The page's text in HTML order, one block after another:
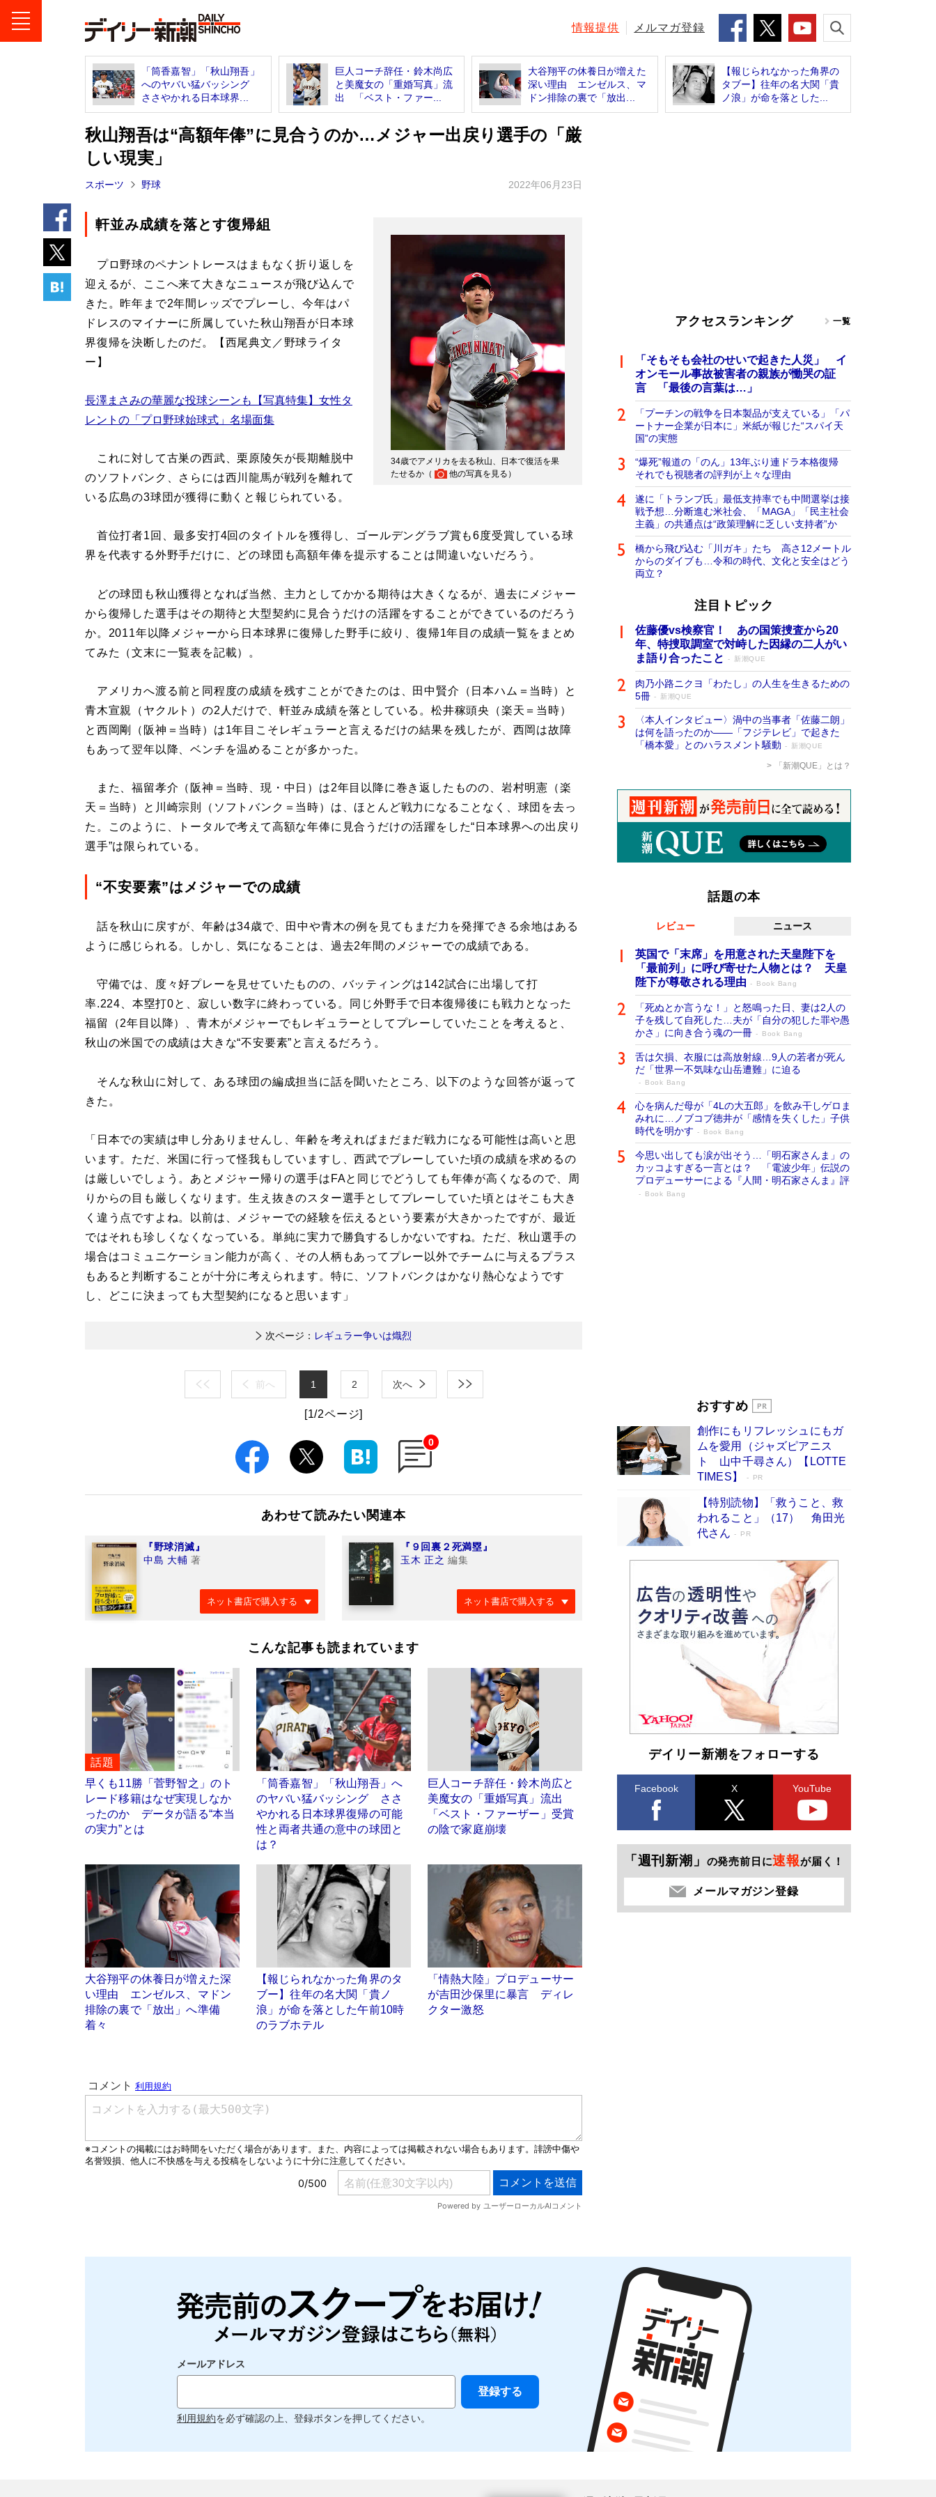
情報提供 メルマガ登録
「筒香嘉智」「秋山翔吾」
へのヤバい猛バッシング
ささやかれる日本球界...
巨人コーチ辞任・鈴木尚広
と美魔女の「重婚写真」流
出 「ベスト・ファー...
大谷翔平の休養日が増えた
深い理由 エンゼルス、マ
ドン排除の裏で「放出...
【報じられなかった角界の
タブー】往年の名大関「貴
ノ浪」が命を落とした...
秋山翔吾は“高額年俸”に見合うのか…メジャー出戻り選手の「厳
しい現実」
スポーツ 野球 2022年06月23日
34歳でアメリカを去る秋山、日本で復活を果
たせるか（
他の写真を見る ）
軒並み成績を落とす復帰組
プロ野球のペナントレースはまもなく折り返しを
迎えるが、ここへ来て大きなニュースが飛び込んで
きた。昨年まで2年間レッズでプレーし、今年はパ
ドレスのマイナーに所属していた秋山翔吾が日本球
界復帰を決断したのだ。【西尾典文／野球ライタ
ー】
長澤まさみの華麗な投球シーンも【写真特集】女性タ
レントの「プロ野球始球式」名場面集
これに対して古巣の西武、栗原陵矢が長期離脱中
のソフトバンク、さらには西川龍馬が戦列を離れて
いる広島の3球団が獲得に動くと報じられている。
首位打者1回、最多安打4回のタイトルを獲得し、ゴールデングラブ賞も6度受賞している球
界を代表する外野手だけに、どの球団も高額年俸を提示することは間違いないだろう。
どの球団も秋山獲得となれば当然、主力としてかかる期待は大きくなるが、過去にメジャー
から復帰した選手はその期待と大型契約に見合うだけの活躍をすることができているのだろう
か。2011年以降メジャーから日本球界に復帰した野手に絞り、復帰1年目の成績一覧をまとめ
てみた（文末に一覧表を記載）。
アメリカへ渡る前と同程度の成績を残すことができたのは、田中賢介（日本ハム＝当時）と
青木宣親（ヤクルト）の2人だけで、軒並み成績を落としている。松井稼頭央（楽天＝当時）
と西岡剛（阪神＝当時）は1年目こそレギュラーと言えるだけの結果を残したが、西岡は故障
もあって翌年以降、ベンチを温めることが多かった。
また、福留孝介（阪神＝当時、現・中日）は2年目以降に巻き返したものの、岩村明憲（楽
天＝当時）と川崎宗則（ソフトバンク＝当時）は、ほとんど戦力になることなく、球団を去っ
た。このように、トータルで考えて高額な年俸に見合うだけの活躍をした“日本球界への出戻り
選手”は限られている。
“不安要素”はメジャーでの成績
話を秋山に戻すが、年齢は34歳で、田中や青木の例を見てもまだ力を発揮できる余地はある
ように感じられる。しかし、気になることは、過去2年間のメジャーでの成績である。
守備では、度々好プレーを見せていたものの、バッティングは142試合に出場して打
率.224、本塁打0と、寂しい数字に終わっている。同じ外野手で日本復帰後にも戦力となった
福留（2年目以降）、青木がメジャーでもレギュラーとしてプレーしていたことを考えると、
秋山の米国での成績は大きな“不安要素”と言えるだろう。
そんな秋山に対して、ある球団の編成担当に話を聞いたところ、以下のような回答が返って
きた。
「日本での実績は申し分ありませんし、年齢を考えればまだまだ戦力になる可能性は高いと思
います。ただ、米国に行って怪我もしていますし、西武でプレーしていた頃の成績を求めるの
は厳しいでしょう。あとメジャー帰りの選手はFAと同じでどうしても年俸が高くなるので、周
りからの目も厳しくなります。生え抜きのスター選手としてプレーしていた頃とはそこも大き
く違う点ですよね。以前は、メジャーでの経験を伝えるという要素が大きかったですが、最近
ではそれも珍しくなくなっている。単純に実力で勝負するしかないですね。ただ、秋山選手の
場合はコミュニケーション能力が高く、その人柄もあってプレー以外でチームに与えるプラス
もあると判断することが十分に考えられます。特に、ソフトバンクはかなり熱心なようです
し、どこに決まっても大型契約になると思います」
次ページ： レギュラー争いは熾烈
前へ 1 2 次へ
[1/2ページ]
0
あわせて読みたい関連本
『野球消滅』
中島 大輔 著
ネット書店で購入する
『９回裏２死満塁』
玉木 正之 編集
ネット書店で購入する
こんな記事も読まれています
話題
早くも11勝「菅野智之」のト
レード移籍はなぜ実現しなか
ったのか データが語る“本当
の実力”とは
「筒香嘉智」「秋山翔吾」へ
のヤバい猛バッシング ささ
やかれる日本球界復帰の可能
性と両者共通の意中の球団と
は？
巨人コーチ辞任・鈴木尚広と
美魔女の「重婚写真」流出
「ベスト・ファーザー」受賞
の陰で家庭崩壊
大谷翔平の休養日が増えた深
い理由 エンゼルス、マドン
排除の裏で「放出」へ準備
着々
【報じられなかった角界のタ
ブー】往年の名大関「貴ノ
浪」が命を落とした午前10時
のラブホテル
「情熱大陸」プロデューサー
が吉田沙保里に暴言 ディレ
クター激怒
アクセスランキング 一覧
「そもそも会社のせいで起きた人災」 イ
オンモール事故被害者の親族が慟哭の証
言 「最後の言葉は…」
「プーチンの戦争を日本製品が支えている」「パ
ートナー企業が日本に」米紙が報じた“スパイ天
国”の実態
“爆死”報道の「のん」13年ぶり連ドラ本格復帰
それでも視聴者の評判が上々な理由
遂に「トランプ氏」最低支持率でも中間選挙は接
戦予想…分断進む米社会、「MAGA」「民主社会
主義」の共通点は“政策理解に乏しい支持者”か
橋から飛び込む「川ガキ」たち 高さ12メートル
からのダイブも…令和の時代、文化と安全はどう
両立？
注目トピック
佐藤優vs検察官！ あの国策捜査から20
年、特捜取調室で対峙した因縁の二人がい
ま語り合ったこと
新潮QUE
肉乃小路ニクヨ「わたし」の人生を生きるための
5冊
新潮QUE
〈本人インタビュー〉渦中の当事者「佐藤二朗」
は何を語ったのか――「フジテレビ」で起きた
「橋本愛」とのハラスメント騒動
新潮QUE
「新潮QUE」とは？
話題の本
レビュー ニュース
英国で「末席」を用意された天皇陛下を
「最前列」に呼び寄せた人物とは？ 天皇
陛下が尊敬される理由
Book Bang
「死ぬとか言うな！」と怒鳴った日、妻は2人の
子を残して自死した…夫が「自分の犯した罪や愚
かさ」に向き合う魂の一冊
Book Bang
舌は欠損、衣服には高放射線…9人の若者が死ん
だ「世界一不気味な山岳遭難」に迫る
Book Bang
心を病んだ母が「4Lの大五郎」を飲み干しゲロま
みれに…ノブコブ徳井が「感情を失くした」子供
時代を明かす
Book Bang
今思い出しても涙が出そう…「明石家さんま」の
カッコよすぎる一言とは？ 「電波少年」伝説の
プロデューサーによる『人間・明石家さんま』評
Book Bang
開発への関心を押し上げた18年の物語に幕 特装
Book Bang
「不意に涙が出そうに…」高嶋政伸が明かし
た“13歳の娘を暴行する役”への葛藤 インティマ
シーコーディネーターに支えられたNHK『大奥』
Book Bang
おすすめ
創作にもリフレッシュにもガ
ムを愛用（ジャズピアニス
ト 山中千尋さん）【LOTTE
TIMES】
PR
【特別読物】「救うこと、救
われること」（17） 角田光
代さん
PR
デイリー新潮をフォローする
Facebook X YouTube
「週刊新潮」 の発売前日に速報が届く！
メールマガジン登録
メールアドレス
利用規約を必ず確認の上、登録ボタンを押してください。